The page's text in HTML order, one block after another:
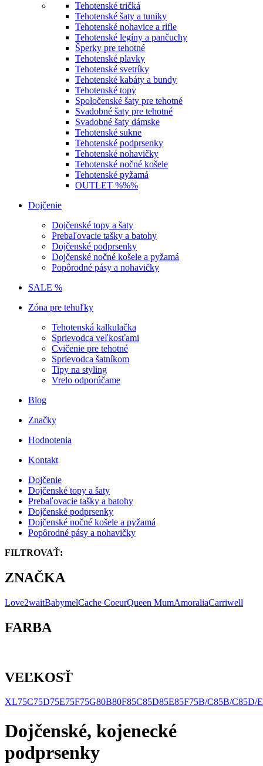
Tehotenské tričká
Tehotenské šaty a tuniky
Tehotenské nohavice a rifle
Tehotenské legíny a pančuchy
Šperky pre tehotné
Tehotenské plavky
Tehotenské svetríky
Tehotenské kabáty a bundy
Tehotenské topy
Spoločenské šaty pre tehotné
Svadobné šaty pre tehotné
Svadobné šaty dámske
Tehotenské sukne
Tehotenské podprsenky
Tehotenské nohavičky
Tehotenské nočné košele
Tehotenské pyžamá
OUTLET %%%
Dojčenie
Dojčenské topy a šaty
Prebaľovacie tašky a batohy
Dojčenské podprsenky
Dojčenské nočné košele a pyžamá
Popôrodné pásy a nohavičky
SALE %
Zóna pre tehuľky
Tehotenská kalkulačka
Sprievodca veľkosťami
Cvičenie pre tehotné
Sprievodca šatníkom
Tipy na styling
Vrelo odporúčame
Blog
Značky
Hodnotenia
Kontakt
Dojčenie
Dojčenské topy a šaty
Prebaľovacie tašky a batohy
Dojčenské podprsenky
Dojčenské nočné košele a pyžamá
Popôrodné pásy a nohavičky
FILTROVAŤ:
ZNAČKA
Love2waitBabymelCache CoeurQueen MumAmoraliaCarriwell
FARBA
VEĽKOSŤ
XL75C75D75E75F75G80B80F85C85D85E85F75B/C85B/C85D/E
Dojčenské, kojenecké
podprsenky